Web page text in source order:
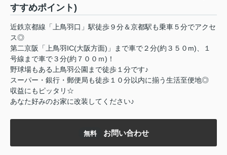
すすめポイント)
近鉄京都線「上鳥羽口」駅徒歩９分＆京都駅も乗車５分でアクセ
ス◎
第二京阪「上鳥羽IC(大阪方面)」まで車で２分(約３５０m)、１
号線まで車で３分(約７００ｍ)！
野球場もある上鳥羽公園まで徒歩１分です♪
スーパー・銀行・郵便局も徒歩１０分以内に揃う生活至便地◎
収益にもピッタリ☆
あなた好みのお家に改装してください♪
無料 お問い合わせ